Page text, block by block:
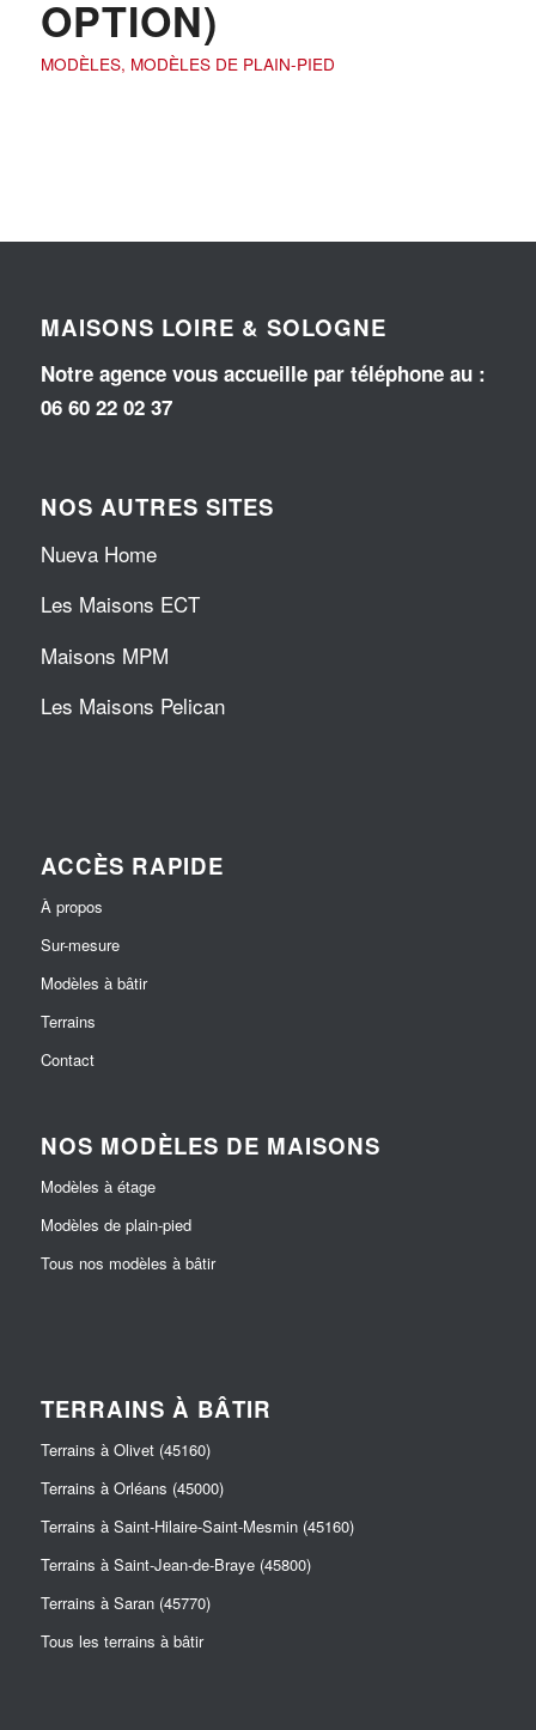
OPTION)
MODÈLES, MODÈLES DE PLAIN-PIED
MAISONS LOIRE & SOLOGNE
Notre agence vous accueille par téléphone au:
06 60 22 02 37
NOS AUTRES SITES
Nueva Home
Les Maisons ECT
Maisons MPM
Les Maisons Pelican
ACCÈS RAPIDE
À propos
Sur-mesure
Modèles à bâtir
Terrains
Contact
NOS MODÈLES DE MAISONS
Modèles à étage
Modèles de plain-pied
Tous nos modèles à bâtir
TERRAINS À BÂTIR
Terrains à Olivet (45160)
Terrains à Orléans (45000)
Terrains à Saint-Hilaire-Saint-Mesmin (45160)
Terrains à Saint-Jean-de-Braye (45800)
Terrains à Saran (45770)
Tous les terrains à bâtir